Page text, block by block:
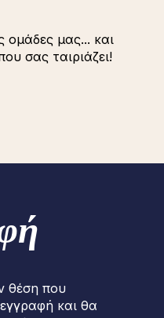
ομάδες μας... και
σας ταιριάζει!
θέση που
και θα